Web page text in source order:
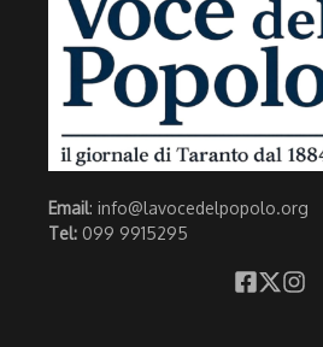
Email: info@lavocedelpopolo.org
Tel: 099 9915295